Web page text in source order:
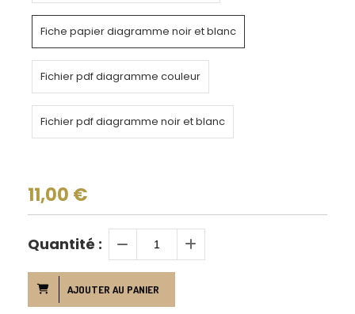
Fiche papier diagramme noir et blanc
Fichier pdf diagramme couleur
Fichier pdf diagramme noir et blanc
11,00 €
Quantité :
AJOUTER AU PANIER